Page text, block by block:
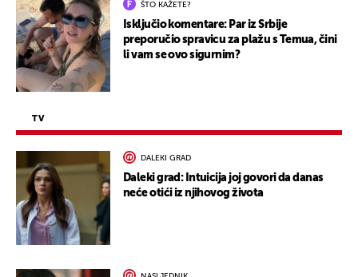
ŠTO KAŽETE?
Isključio komentare: Par iz Srbije
preporučio spravicu za plažu s Temua, čini
li vam se ovo sigurnim?
TV
DALEKI GRAD
Daleki grad: Intuicija joj govori da danas
neće otići iz njihovog života